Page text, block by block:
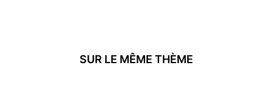
SUR LE MÊME THÈME